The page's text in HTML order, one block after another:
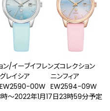
ン/イーブイフレンズコレクション
グレイシア
ニンフィア
EW2590-00W EW2594-09W
時～2022年1月17日23時59分予定